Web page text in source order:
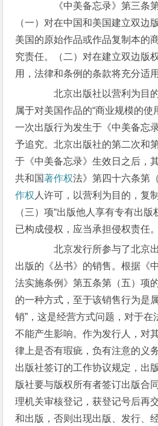
《中美备忘录》第三条
（一）对在中国和美国建立双边
美国的原始作品或作品复制本的
究责任。（二）对在建立双边版
用，法律和条例的条款将充分适
北京出版社以营利为目的
属于对美国作品的“商业规模的使
一次出版行为发生于《中美备忘
予追究。北京出版社的第二次和
于《中美备忘录》生效日之后，
共和国著作权法》第四十六条第
作权 人许可，以营利为目的，复
（三）项“出版他人享有专有出版
已构成侵权，应当承担侵权责任。
北京发行所参与了北京出
出版的《丛书》的销售。根据《
法实施条例》第五条第（五）项
的一种方式，至于该销售行为是
销”，这是经营方式问题，对于
不能产生影响。作为发行人，对
律上是否有瑕疵，负有注意的义
出版社签订的工作协议规定，出
版社要与版权所有者签订出版合
理机关审核登记，获登记号后再
和出版，否则出现出版、发行、